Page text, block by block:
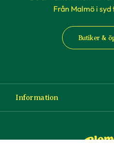
Från Malmö i
Butiker &
Information